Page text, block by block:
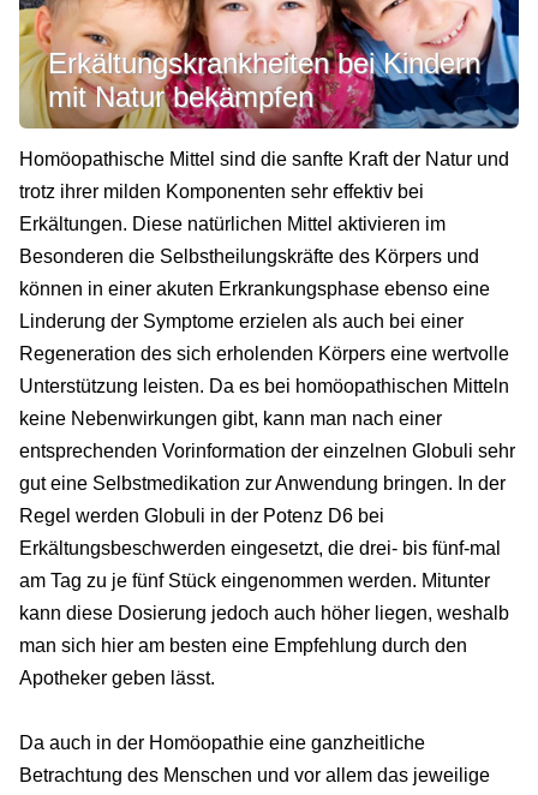
Erkältungskrankheiten bei Kindern
mit Natur bekämpfen
Homöopathische Mittel sind die sanfte Kraft der Natur und
trotz ihrer milden Komponenten sehr effektiv bei
Erkältungen. Diese natürlichen Mittel aktivieren im
Besonderen die Selbstheilungskräfte des Körpers und
können in einer akuten Erkrankungsphase ebenso eine
Linderung der Symptome erzielen als auch bei einer
Regeneration des sich erholenden Körpers eine wertvolle
Unterstützung leisten. Da es bei homöopathischen Mitteln
keine Nebenwirkungen gibt, kann man nach einer
entsprechenden Vorinformation der einzelnen Globuli sehr
gut eine Selbstmedikation zur Anwendung bringen. In der
Regel werden Globuli in der Potenz D6 bei
Erkältungsbeschwerden eingesetzt, die drei- bis fünf-mal
am Tag zu je fünf Stück eingenommen werden. Mitunter
kann diese Dosierung jedoch auch höher liegen, weshalb
man sich hier am besten eine Empfehlung durch den
Apotheker geben lässt.
Da auch in der Homöopathie eine ganzheitliche
Betrachtung des Menschen und vor allem das jeweilige